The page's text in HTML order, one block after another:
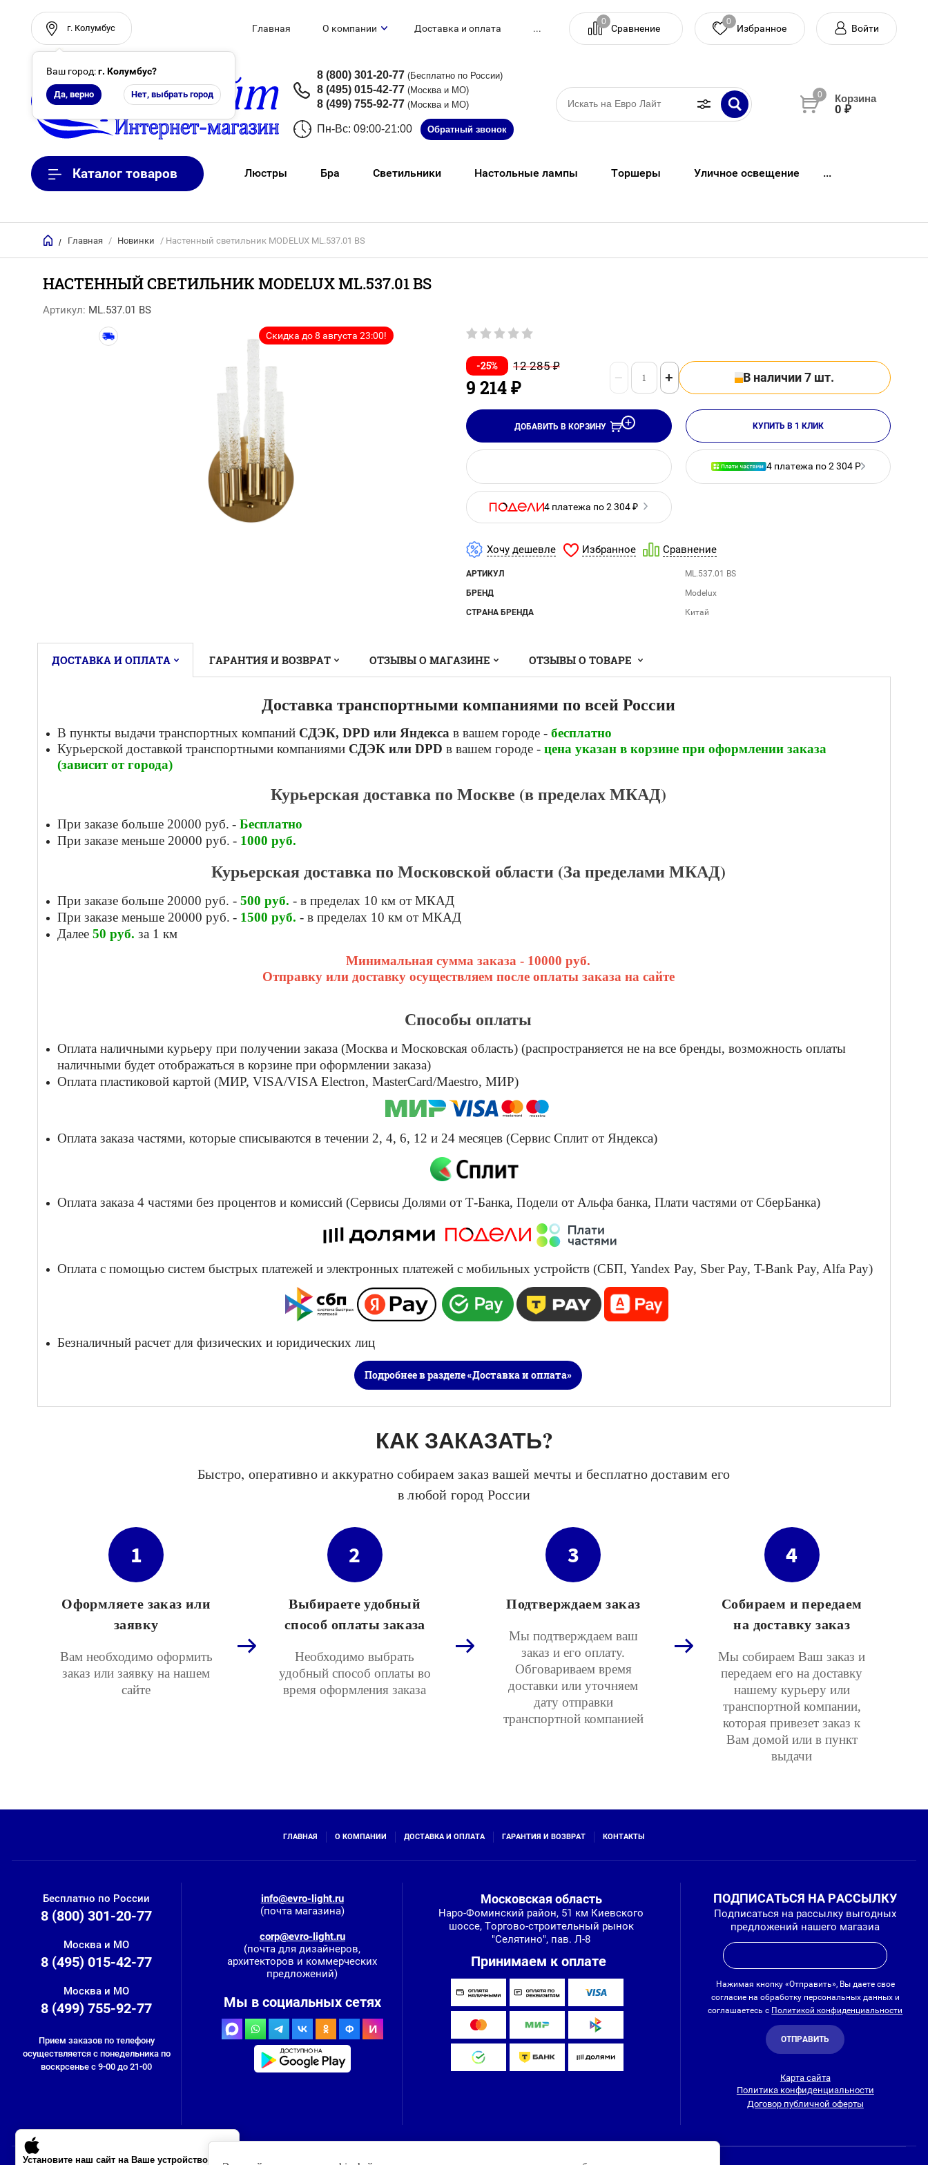
Установите наш сайт на Ваше устройство
г. Колумбус
Ваш город:г. Колумбус?
Да, верно Нет, выбрать город
Главная О компании Доставка и оплата ...
0
Сравнение
0
Войти
8 (800) 301-20-77 (Бесплатно по России)
8 (495) 015-42-77 (Москва и МО)
8 (499) 755-92-77 (Москва и МО)
Пн-Вс: 09:00-21:00 Обратный звонок
0
0 ₽
Каталог товаров Люстры Бра Светильники Настольные лампы Торшеры Уличное освещение ...
/ Главная / Новинки / Настенный светильник MODELUX ML.537.01 BS
НАСТЕННЫЙ СВЕТИЛЬНИК MODELUX ML.537.01 BS
Артикул: ML.537.01 BS
Скидка до 8 августа 23:00!
-25% 12 285₽
9 214₽ − + В наличии 7 шт.
ДОБАВИТЬ В КОРЗИНУ КУПИТЬ В 1 КЛИК
4 платежа по 2 304 ₽
4 платежа по 2 304 Р
Хочу дешевле Избранное Сравнение
АРТИКУЛ
ML.537.01 BS
БРЕНД
Modelux
СТРАНА БРЕНДА
Китай
ДОСТАВКА И ОПЛАТА ГАРАНТИЯ И ВОЗВРАТ ОТЗЫВЫ О МАГАЗИНЕ ОТЗЫВЫ О ТОВАРЕ
Доставка транспортными компаниями по всей России
В пункты выдачи транспортных компаний СДЭК, DPD или Яндекса в вашем городе - бесплатно
Курьерской доставкой транспортными компаниями СДЭК или DPD в вашем городе - цена указан в корзине при оформлении заказа
(зависит от города)
Курьерская доставка по Москве (в пределах МКАД)
При заказе больше 20000 руб. - Бесплатно
При заказе меньше 20000 руб. - 1000 руб.
Курьерская доставка по Московской области (За пределами МКАД)
При заказе больше 20000 руб. - 500 руб. - в пределах 10 км от МКАД
При заказе меньше 20000 руб. - 1500 руб. - в пределах 10 км от МКАД
Далее 50 руб. за 1 км
Минимальная сумма заказа - 10000 руб.
Отправку или доставку осуществляем после оплаты заказа на сайте
Способы оплаты
Оплата наличными курьеру при получении заказа (Москва и Московская область) (распространяется не на все бренды, возможность оплаты
наличными будет отображаться в корзине при оформлении заказа)
Оплата пластиковой картой (МИР, VISA/VISA Electron, MasterCard/Maestro, МИР)
Оплата заказа частями, которые списываются в течении 2, 4, 6, 12 и 24 месяцев (Сервис Сплит от Яндекса)
Оплата заказа 4 частями без процентов и комиссий (Сервисы Долями от Т-Банка, Подели от Альфа банка, Плати частями от СберБанка)
Оплата с помощью систем быстрых платежей и электронных платежей с мобильных устройств (СБП, Yandex Pay, Sber Pay, T-Bank Pay, Alfa Pay)
Безналичный расчет для физических и юридических лиц
Подробнее в разделе «Доставка и оплата»
КАК ЗАКАЗАТЬ?
Быстро, оперативно и аккуратно собираем заказ вашей мечты и бесплатно доставим его
в любой город России
1
Оформляете заказ или
заявку
Вам необходимо оформить
заказ или заявку на нашем
сайте
2
Выбираете удобный
способ оплаты заказа
Необходимо выбрать
удобный способ оплаты во
время оформления заказа
3
Подтверждаем заказ
Мы подтверждаем ваш
заказ и его оплату.
Обговариваем время
доставки или уточняем
дату отправки
транспортной компанией
4
Собираем и передаем
на доставку заказ
Мы собираем Ваш заказ и
передаем его на доставку
нашему курьеру или
транспортной компании,
которая привезет заказ к
Вам домой или в пункт
выдачи
ГЛАВНАЯ О КОМПАНИИ ДОСТАВКА И ОПЛАТА ГАРАНТИЯ И ВОЗВРАТ КОНТАКТЫ
Бесплатно по России
8 (800) 301-20-77
Москва и МО
8 (495) 015-42-77
Москва и МО
8 (499) 755-92-77
Прием заказов по телефону
осуществляется с понедельника по
воскрсенье с 9-00 до 21-00
info@evro-light.ru
(почта магазина)
corp@evro-light.ru
(почта для дизайнеров,
архитекторов и коммерческих
предложений)
Мы в социальных сетях
Московская область
Наро-Фоминский район, 51 км Киевского
шоссе, Торгово-строительный рынок
"Селятино", пав. Л-8
Принимаем к оплате
ПОДПИСАТЬСЯ НА РАССЫЛКУ
Подписаться на рассылку выгодных
предложений нашего магазиа
Нажимая кнопку «Отправить», Вы даете свое
согласие на обработку персональных данных и
соглашаетесь с Политикой конфиденциальности
ОТПРАВИТЬ
Карта сайта
Политика конфиденциальности
Договор публичной оферты